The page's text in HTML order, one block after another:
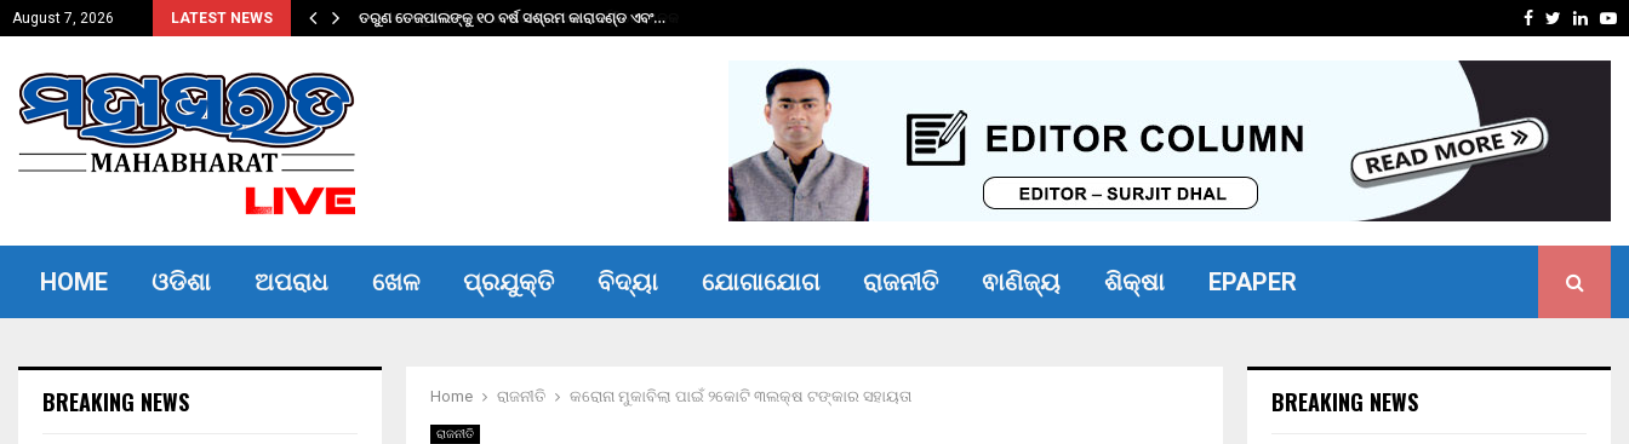
August 7, 2026 LATEST NEWS
ଚାଳକ ତରୁଣ ତେଜପାଲଙ୍କୁ ୧୦ ବର୍ଷ ସଶ୍ରମ କାରାଦଣ୍ଡ ଏବଂ… ଭୀମ
Facebook
Twitter
HOME ଓଡିଶା ଅପରାଧ ଖେଳ ପ୍ରଯୁକ୍ତି ବିଦ୍ୟା ଯୋଗାଯୋଗ ରାଜନୀତି ଵାଣିଜ୍ୟ ଶିକ୍ଷା EPAPER
Home ରାଜନୀତି କରୋନା ମୁକାବିଲା ପାଇଁ ୨କୋଟି ୩ଲକ୍ଷ ଟଙ୍କାର ସହାୟତା
ରାଜନୀତି
BREAKING NEWS BREAKING NEWS